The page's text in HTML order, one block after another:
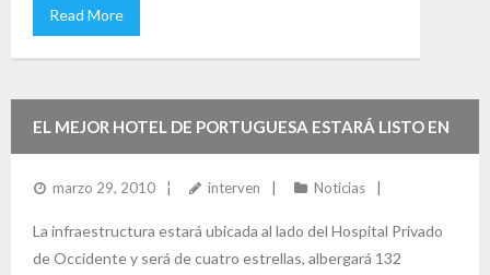
Read More
EL MEJOR HOTEL DE PORTUGUESA ESTARÁ LISTO EN
NOVIEMBRE DEL 2007
marzo 29, 2010 interven Noticias
La infraestructura estará ubicada al lado del Hospital Privado
de Occidente y será de cuatro estrellas, albergará 132